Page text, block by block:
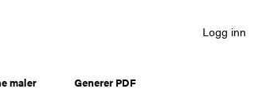
Logg inn
maler Generer PDF